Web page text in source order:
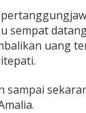
sempat
uang
sampai